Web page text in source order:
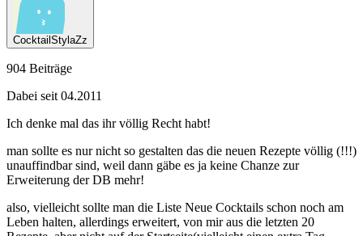
CocktailStylaZz
904 Beiträge
Dabei seit 04.2011
Ich denke mal das ihr völlig Recht habt!
man sollte es nur nicht so gestalten das die neuen Rezepte völlig (!!!)
unauffindbar sind, weil dann gäbe es ja keine Chanze zur
Erweiterung der DB mehr!
also, vielleicht sollte man die Liste Neue Cocktails schon noch am
Leben halten, allerdings erweitert, von mir aus die letzten 20